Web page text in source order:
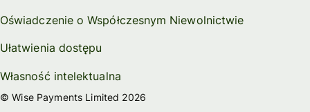
Oświadczenie o Współczesnym Niewolnictwie
Ułatwienia dostępu
Własność intelektualna
© Wise Payments Limited 2026